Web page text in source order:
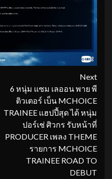
Next
6 หนุ่ม แซม เลออน พาย พี
ติวเตอร์ เบ็น MCHOICE
TRAINEE แฮปปี้สุด ได้ หนุ่ม
ปอร์เช่ ศิวกร รับหน้าที่
PRODUCER เพลง THEME
รายการ MCHOICE
TRAINEE ROAD TO
DEBUT